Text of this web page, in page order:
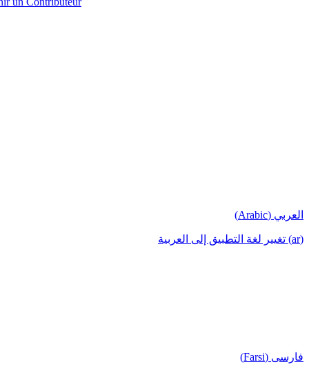
العربي (Arabic)
(ar) تغيير لغة التطبيق إلى العربية
فارسی (Farsi)